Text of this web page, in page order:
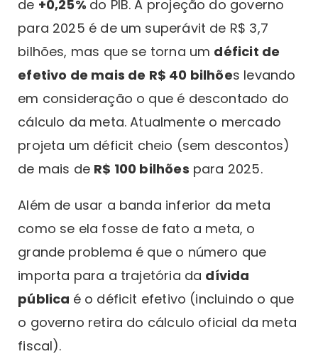
de +0,25% do PIB. A projeção do governo
para 2025 é de um superávit de R$ 3,7
bilhões, mas que se torna um déficit de
efetivo de mais de R$ 40 bilhões levando
em consideração o que é descontado do
cálculo da meta. Atualmente o mercado
projeta um déficit cheio (sem descontos)
de mais de R$ 100 bilhões para 2025.
Além de usar a banda inferior da meta
como se ela fosse de fato a meta, o
grande problema é que o número que
importa para a trajetória da dívida
pública é o déficit efetivo (incluindo o que
o governo retira do cálculo oficial da meta
fiscal).